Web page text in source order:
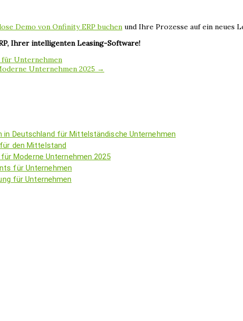
Demo von Onfinity ERP buchen und Ihre Prozesse auf ein neues
Ihrer intelligenten Leasing-Software!
für Unternehmen
Unternehmen 2025 →
in Deutschland für Mittelständische Unternehmen
den Mittelstand
Moderne Unternehmen 2025
für Unternehmen
für Unternehmen